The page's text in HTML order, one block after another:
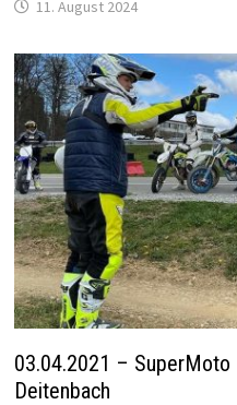
11. August 2024
03.04.2021 – SuperMoto
Deitenbach